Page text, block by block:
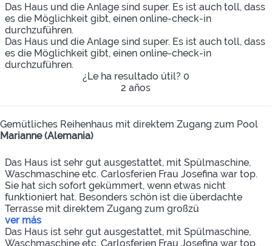
Das Haus und die Anlage sind super. Es ist auch toll, dass
es die Möglichkeit gibt, einen online-check-in
durchzuführen.
Das Haus und die Anlage sind super. Es ist auch toll, dass
es die Möglichkeit gibt, einen online-check-in
durchzuführen.
¿Le ha resultado útil? 0
2 años
Gemütliches Reihenhaus mit direktem Zugang zum Pool
Marianne (Alemania)
Das Haus ist sehr gut ausgestattet, mit Spülmaschine,
Waschmaschine etc. Carlosferien Frau Josefina war top.
Sie hat sich sofort gekümmert, wenn etwas nicht
funktioniert hat. Besonders schön ist die überdachte
Terrasse mit direktem Zugang zum großzü
ver más
Das Haus ist sehr gut ausgestattet, mit Spülmaschine,
Waschmaschine etc. Carlosferien Frau Josefina war top.